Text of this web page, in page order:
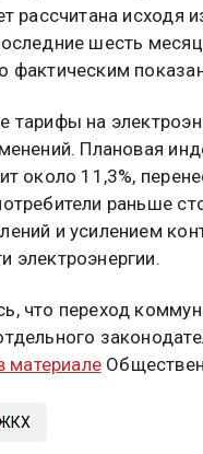
рассчитана исходя
шесть
фактическим
тарифы на
Плановая
около 11,3%,
раньше
и усилением
электроэнергии.
что переход
материале